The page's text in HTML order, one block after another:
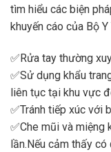
tìm hiểu các biện
khuyến cáo của Bộ
✅Rửa tay thường
✅Sử dụng khẩu
liên tục tại khu vực
✅Tránh tiếp xúc với
✅Che mũi và miệng
lần.Nếu cảm thấy có